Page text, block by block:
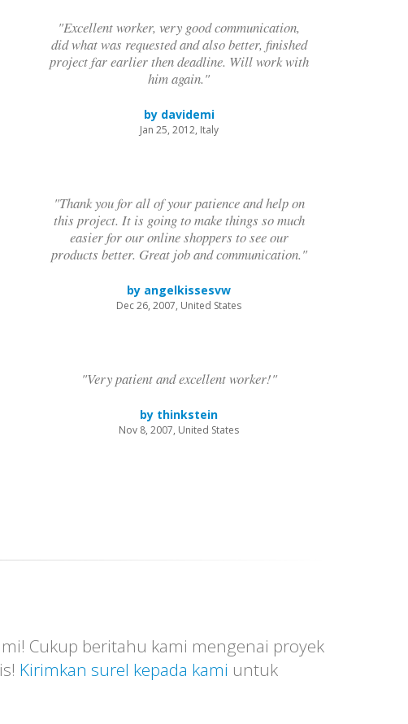
"Excellent worker, very good communication,
did what was requested and also better, finished
project far earlier then deadline. Will work with
him again."
by davidemi
Jan 25, 2012, Italy
"Thank you for all of your patience and help on
this project. It is going to make things so much
easier for our online shoppers to see our
products better. Great job and communication."
by angelkissesvw
Dec 26, 2007, United States
"Very patient and excellent worker!"
by thinkstein
Nov 8, 2007, United States
Cukup beritahu kami mengenai proyek
Kirimkan surel kepada kami untuk